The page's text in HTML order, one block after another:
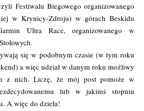
Festiwalu Biegowego organizowanego
w Krynicy-Zdroju) w górach Beskidu
Ultra Race, organizowanego w
się w podobnym czasie (w tym roku
a więc udział w danym roku możliwy
z nich. Liczę, że mój post pomoże w
lub w jakimś stopniu
A więc do dzieła!